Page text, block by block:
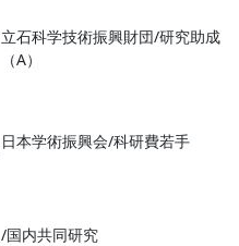
立石科学技術振興財団/研究助成
（A）
日本学術振興会/科研費若手
/国内共同研究